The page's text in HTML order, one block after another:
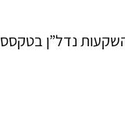
נדל”ן בטקסס